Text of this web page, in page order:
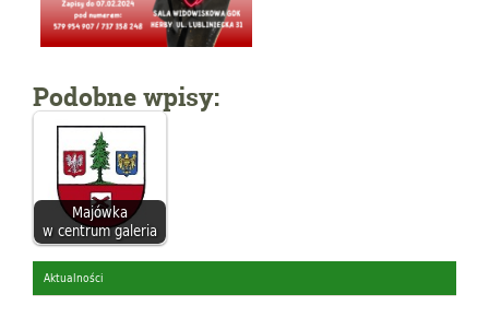
Podobne wpisy:
Majówka
w centrum galeria
Aktualności